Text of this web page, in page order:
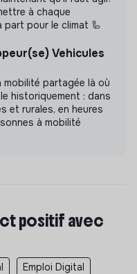
à chaque
pour le climat 🦾
Vehicules
partagée là où
historiquement : dans
et rurales, en heures
à mobilité
positif avec
Emploi Digital